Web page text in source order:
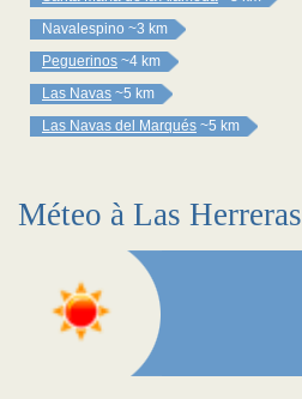
Navalespino ~3 km
Peguerinos ~4 km
Las Navas ~5 km
Las Navas del Marqués ~5 km
Méteo à Las Herreras